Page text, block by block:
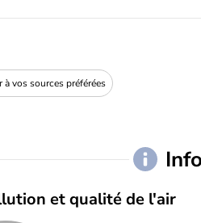
à vos sources préférées
et qualité de l'air